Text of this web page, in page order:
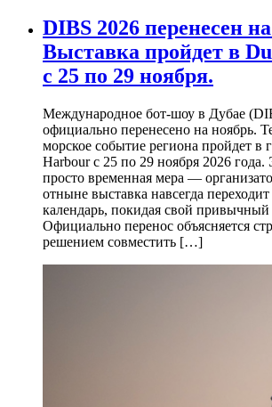
DIBS 2026 перенесен
Выставка пройдет в
с 25 по 29 ноября.
Международное бот-шоу в Дубае
официально перенесено на ноябрь.
морское событие региона пройдет в
Harbour с 25 по 29 ноября 2026
просто временная мера —
отныне выставка навсегда
календарь, покидая свой привычный
Официально перенос объясняется
решением совместить […]